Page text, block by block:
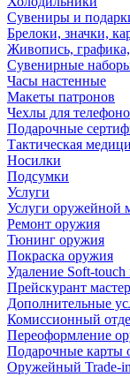
Сувениры и
Брелоки, значки,
Живопись,
Сувенирные
Часы настенные
Макеты патронов
Чехлы для
Подарочные
Тактическая
Носилки
Подсумки
Услуги
Услуги оружейной
Ремонт оружия
Тюнинг оружия
Покраска оружия
Удаление Soft-
Прейскурант
Дополнительные
Комиссионный
Переоформление
Подарочные карты
Оружейный Trade-in